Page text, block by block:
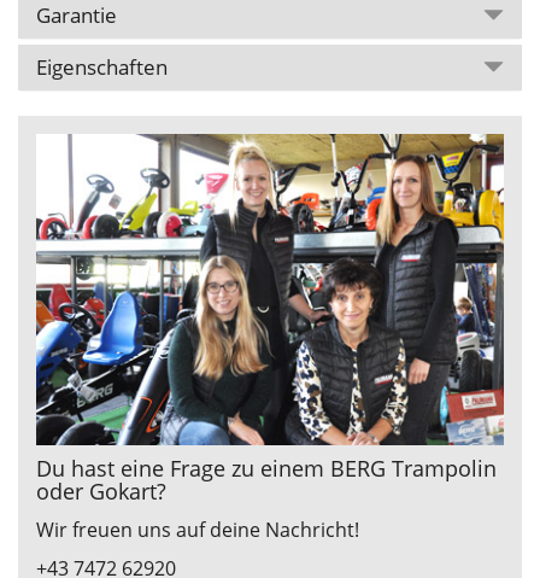
Garantie
Eigenschaften
Du hast eine Frage zu einem BERG Trampolin
oder Gokart?
Wir freuen uns auf deine Nachricht!
+43 7472 62920